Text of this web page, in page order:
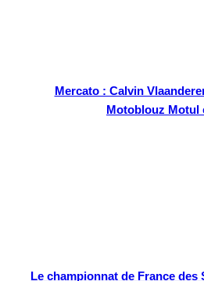
Mercato : Calvin
Motoblouz Motul
Le championnat de France